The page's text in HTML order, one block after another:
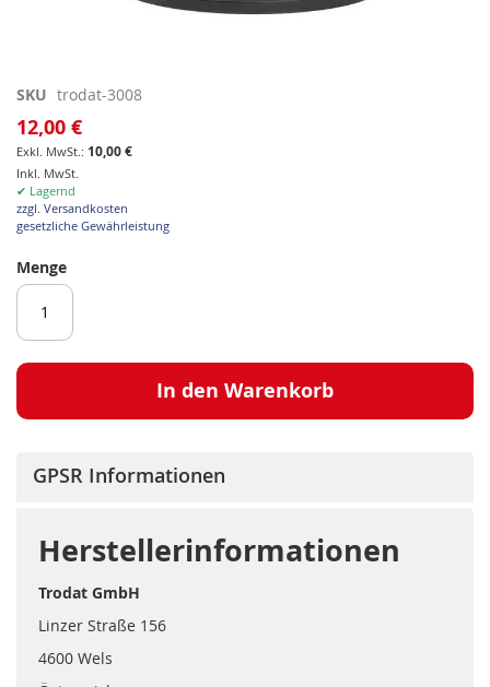
Zum
der
Bildgalerie
springen
SKU trodat-3008
12,00 €
10,00 €
Inkl. MwSt.
✔ Lagernd
zzgl. Versandkosten
gesetzliche Gewährleistung
Menge
In den Warenkorb
GPSR Informationen
Herstellerinformationen
Trodat GmbH
Linzer Straße 156
4600 Wels